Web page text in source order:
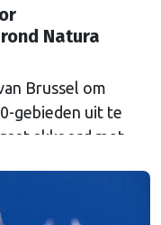
Natura
Brussel om
gebieden uit te
akkoord met